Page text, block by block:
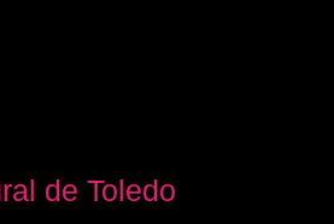
de Toledo